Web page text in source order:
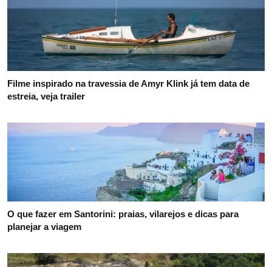
Filme inspirado na travessia de Amyr Klink já tem data de
estreia, veja trailer
O que fazer em Santorini: praias, vilarejos e dicas para
planejar a viagem